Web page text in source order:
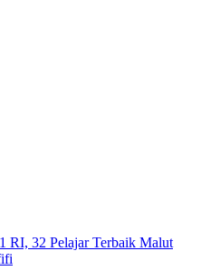
RI, 32 Pelajar Terbaik Malut